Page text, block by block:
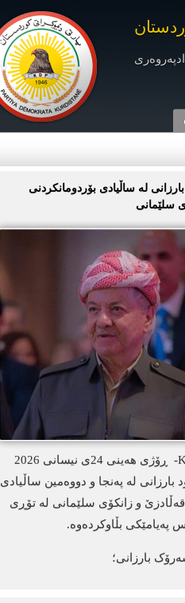
لە ساڵیادی بۆردومانکردنی
سلێمانی
ھەولێر-KDP.info- ڕۆژی هەینی 24ی نیسانی 2026
لە پەنجا و دووەمین ساڵیادی
قەڵادزێ و زانکۆی سلێمانی لە تۆڕی
پەیامێکی بڵاوکردەوە.
بارزانی؛